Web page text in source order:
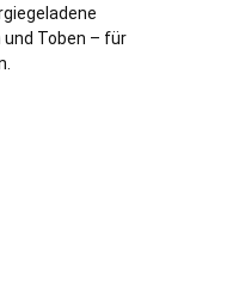
und Toben – für